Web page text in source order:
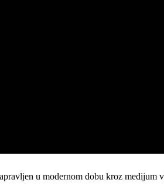
u modernom dobu kroz medijum